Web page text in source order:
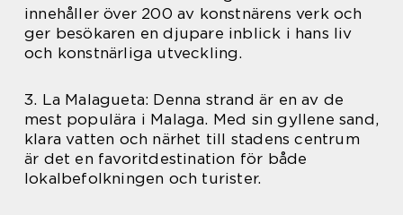
innehåller över 200 av konstnärens verk och
ger besökaren en djupare inblick i hans liv
och konstnärliga utveckling.
3. La Malagueta: Denna strand är en av de
mest populära i Malaga. Med sin gyllene sand,
klara vatten och närhet till stadens centrum
är det en favoritdestination för både
lokalbefolkningen och turister.